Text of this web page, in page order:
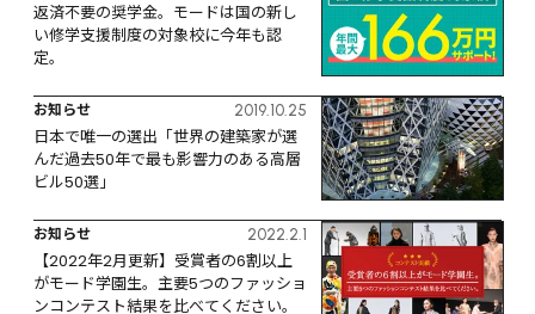
返済不要の奨学金。モードは国の新し
い修学支援制度の対象校に今年も認
定。
お知らせ 2019.10.25
日本で唯一の選出「世界の建築家が選
んだ過去50年で最も影響力のある高層
ビル50選」
お知らせ 2022.2.1
【2022年2月更新】受賞者の6割以上
がモード学園生。主要5つのファッショ
ンコンテスト結果を比べてください。